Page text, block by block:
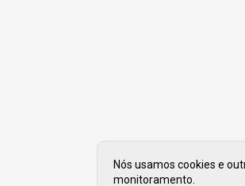
Nós usamos cookies e
monitoramento.